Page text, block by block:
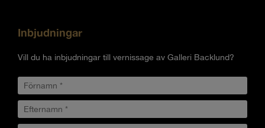
Inbjudningar
Vill du ha inbjudningar till vernissage av Galleri Backlund?